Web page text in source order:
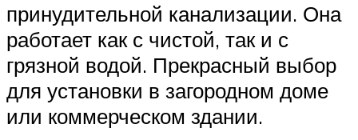
принудительной канализации. Она
работает как с чистой, так и с
грязной водой. Прекрасный выбор
для установки в загородном доме
или коммерческом здании.